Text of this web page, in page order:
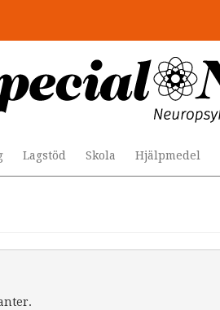
Lagstöd Skola Hjälpmedel